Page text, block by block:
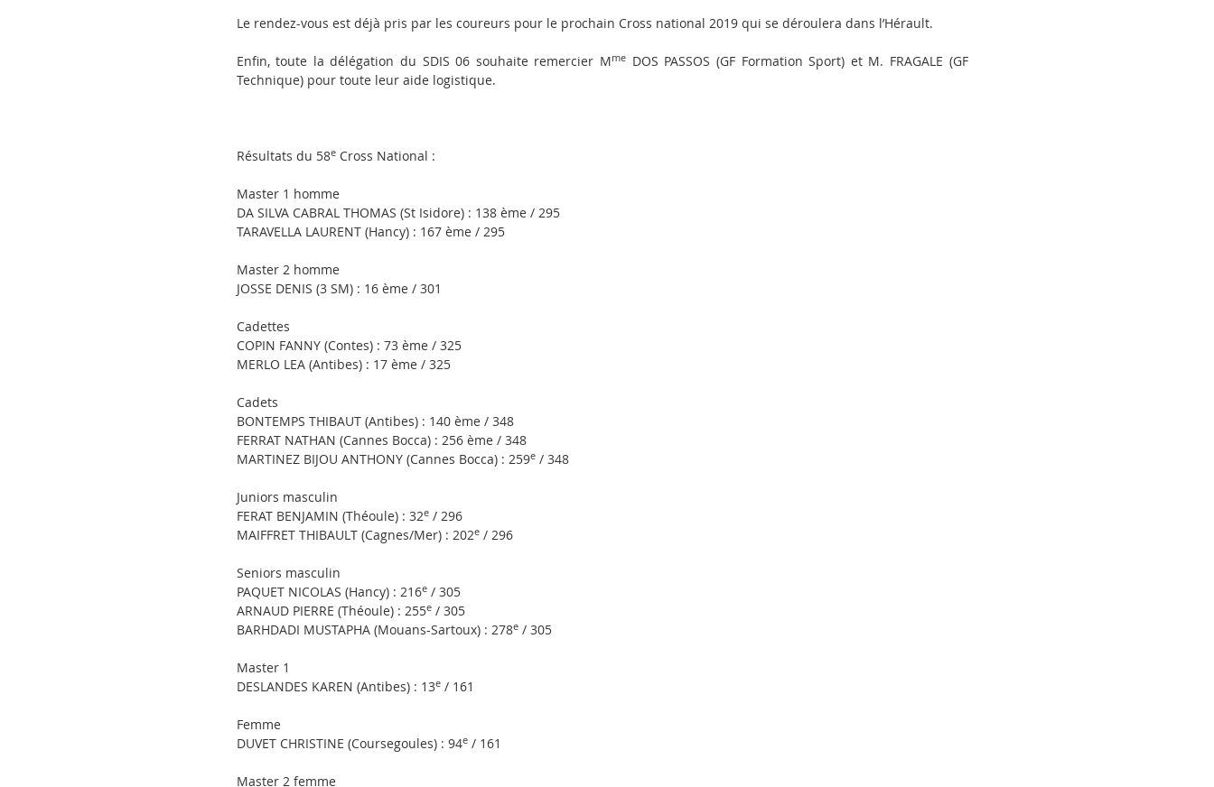
Le rendez-vous est déjà pris par les coureurs pour le prochain Cross national 2019 qui se déroulera dans l’Hérault.
Enfin, toute la délégation du SDIS 06 souhaite remercier Mme DOS PASSOS (GF Formation Sport) et M. FRAGALE (GF
Technique) pour toute leur aide logistique.
Résultats du 58eCross National :
Master 1 homme
DA SILVA CABRAL THOMAS (St Isidore) : 138 ème / 295
TARAVELLA LAURENT (Hancy) : 167 ème / 295
Master 2 homme
JOSSE DENIS (3 SM) : 16 ème / 301
Cadettes
COPIN FANNY (Contes) : 73 ème / 325
MERLO LEA (Antibes) : 17 ème / 325
Cadets
BONTEMPS THIBAUT (Antibes) : 140 ème / 348
FERRAT NATHAN (Cannes Bocca) : 256 ème / 348
MARTINEZ BIJOU ANTHONY (Cannes Bocca) : 259e/ 348
Juniors masculin
FERAT BENJAMIN (Théoule) : 32e/ 296
MAIFFRET THIBAULT (Cagnes/Mer) : 202e/ 296
Seniors masculin
PAQUET NICOLAS (Hancy) : 216e/ 305
ARNAUD PIERRE (Théoule) : 255e/ 305
BARHDADI MUSTAPHA (Mouans-Sartoux) : 278e/ 305
Master 1
DESLANDES KAREN (Antibes) : 13e/ 161
Femme
DUVET CHRISTINE (Coursegoules) : 94e/ 161
Master 2 femme